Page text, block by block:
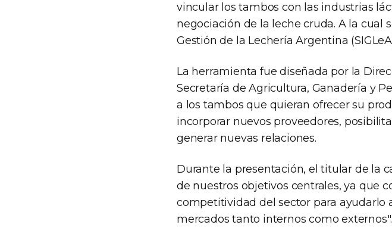
vincular los tambos con las industrias
negociación de la leche cruda. A la cual
Gestión de la Lechería Argentina
La herramienta fue diseñada por la
Secretaría de Agricultura, Ganadería y
a los tambos que quieran ofrecer su
incorporar nuevos proveedores,
generar nuevas relaciones.
Durante la presentación, el titular de la
de nuestros objetivos centrales, ya que
competitividad del sector para ayudarlo
mercados tanto internos como externos".